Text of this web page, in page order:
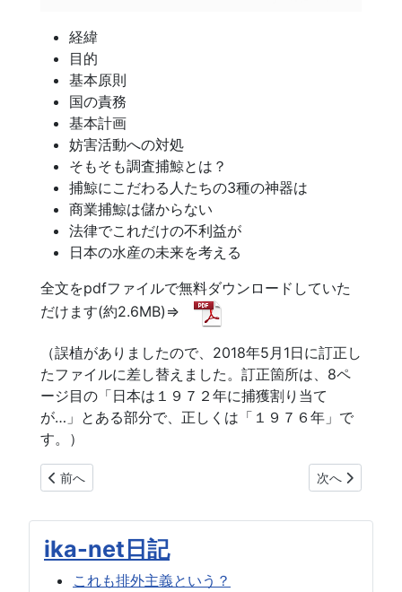
経緯
目的
基本原則
国の責務
基本計画
妨害活動への対処
そもそも調査捕鯨とは？
捕鯨にこだわる人たちの3種の神器は
商業捕鯨は儲からない
法律でこれだけの不利益が
日本の水産の未来を考える
全文をpdfファイルで無料ダウンロードしていた
だけます(約2.6MB)⇒
（誤植がありましたので、2018年5月1日に訂正し
たファイルに差し替えました。訂正箇所は、8ペ
ージ目の「日本は１９７２年に捕獲割り当て
が…」とある部分で、正しくは「１９７６年」で
す。）
前の記事へ: イワシクジラとワシントン条約(CITES) ：日本は
前へ 次の記事へ:
次へ
ika-net日記
これも排外主義という？